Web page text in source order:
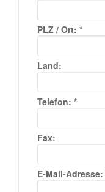
PLZ / Ort: *
Land:
Telefon: *
Fax:
E-Mail-Adresse: